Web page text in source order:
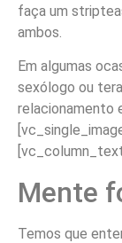
faça um
ambos.
Em algumas
sexólogo ou
relacionamento
Mente
Temos que